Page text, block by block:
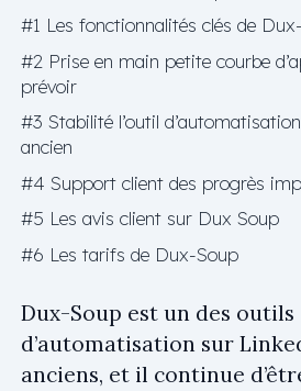
#1 Les fonctionnalités clés de
#2 Prise en main petite courbe
prévoir
#3 Stabilité l’outil
ancien
#4 Support client des progrès
#5 Les avis client sur Dux Soup
#6 Les tarifs de Dux-Soup
Dux-Soup est un des outils
d’automatisation sur
anciens, et il continue